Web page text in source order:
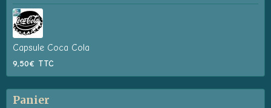
Capsule Coca Cola
9,50€ TTC
Panier